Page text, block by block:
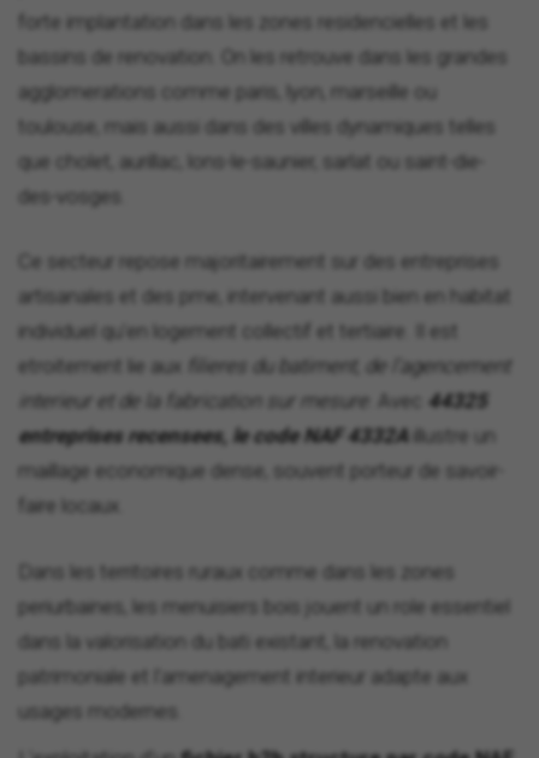
forte implantation dans les zones residencielles et les
bassins de renovation. On les retrouve dans les grandes
agglomerations comme paris, lyon, marseille ou
toulouse, mais aussi dans des villes dynamiques telles
que cholet, aurillac, lons-le-saunier, sarlat ou saint-die-
des-vosges.
Ce secteur repose majoritairement sur des entreprises
artisanales et des pme, intervenant aussi bien en habitat
individuel qu'en logement collectif et tertiaire. Il est
etroitement lie aux
filieres du batiment, de l'agencement
interieur et de la fabrication sur mesure . Avec 44325
entreprises recensees, le code NAF 4332A illustre un
maillage economique dense, souvent porteur de savoir-
faire locaux.
Dans les territoires ruraux comme dans les zones
periurbaines, les menuisiers bois jouent un role essentiel
dans la valorisation du bati existant, la renovation
patrimoniale et l'amenagement interieur adapte aux
usages modernes.